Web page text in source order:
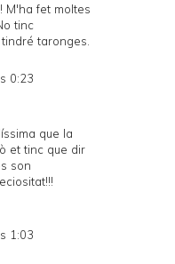
M'ha fet moltes
tinc
taronges.
0:23
que la
et tinc que dir
son
1:03